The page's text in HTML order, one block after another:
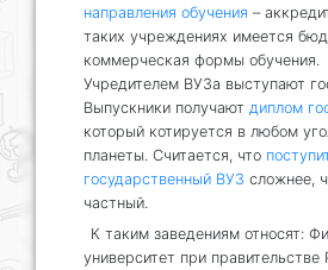
направления обучения –
таких учреждениях имеется
коммерческая формы обучения.
Учредителем ВУЗа выступают
Выпускники получают диплом
который котируется в любом
планеты. Считается, что
государственный ВУЗ сложнее,
частный.
К таким заведениям относят:
университет при правительстве